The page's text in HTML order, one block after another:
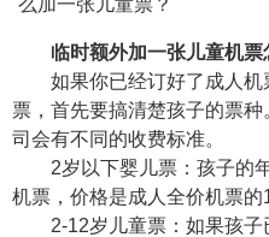
么加一张儿童票？
临时额外加一张儿童机票
如果你已经订好了成人机
票，首先要搞清楚孩子的票
司会有不同的收费标准。
2岁以下婴儿票：孩子的年
机票，价格是成人全价机票的
2-12岁儿童票：如果孩子